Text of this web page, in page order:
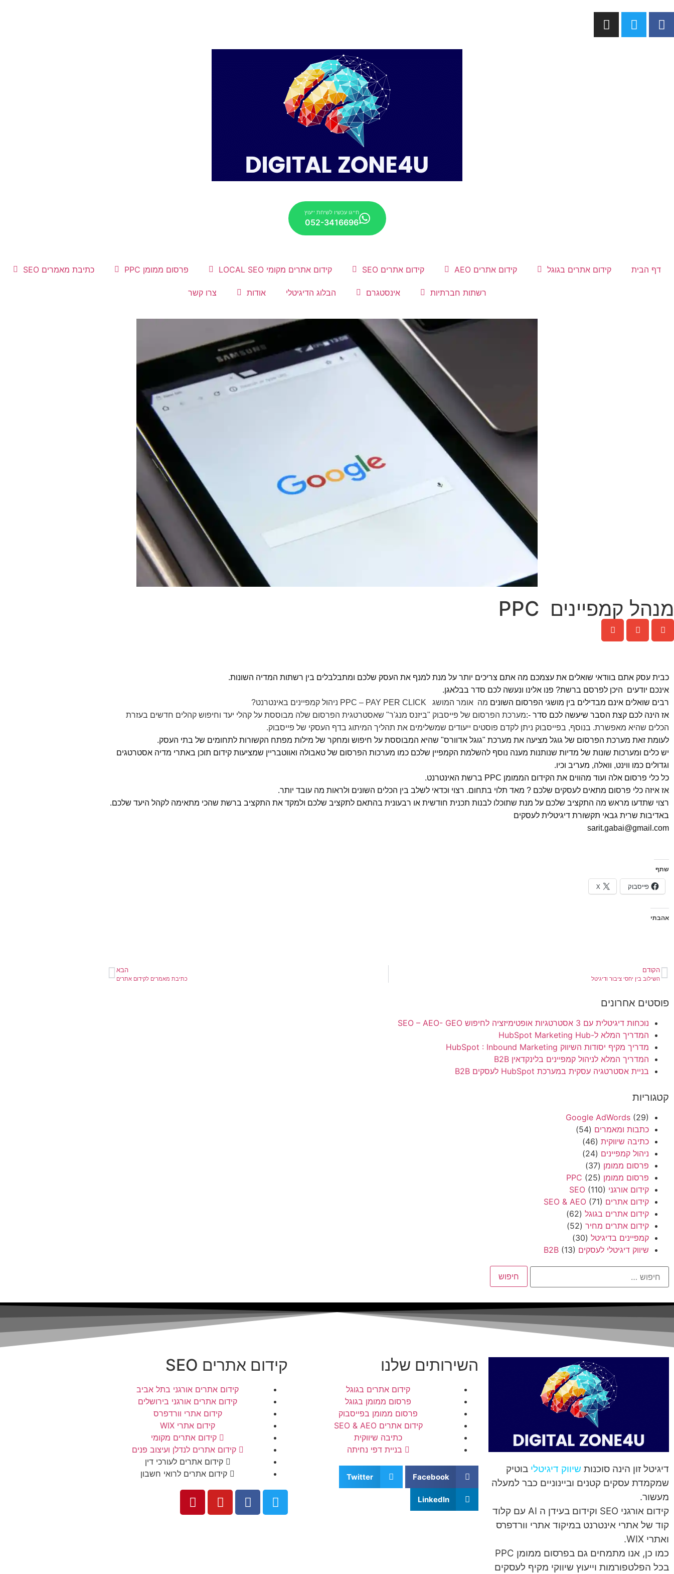
חייגו עכשיו לשיחת ייעוץ
052-3416696
דף הבית קידום אתרים בגוגל קידום אתרים AEO קידום אתרים SEO קידום אתרים מקומי LOCAL SEO פרסום ממומן PPC כתיבת מאמרים SEO
רשתות חברתיות אינסטגרם הבלוג הדיגיטלי אודות צרו קשר
מנהל קמפיינים PPC
כבית עסק אתם בוודאי שואלים את עצמכם מה אתם צריכים יותר על מנת למנף את העסק שלכם ומתבלבלים בין רשתות המדיה השונות.
אינכם יודעים היכן לפרסם ברשת? פנו אלינו ונעשה לכם סדר בבלאגן.
רבים שואלים אינם מבדילים בין מושגי הפרסום השונים מה אומר המושג PPC – PAY PER CLICK ניהול קמפיינים באינטרנט?
אז הינה לכם קצת הסבר שיעשה לכם סדר :-מערכת הפרסום של פייסבוק "ביזנס מנג'ר" שאסטרטגית הפרסום שלה מבוססת על קהלי יעד וחיפוש קהלים חדשים בעזרת
הכלים שהיא מאפשרת. בנוסף, בפייסבוק ניתן לקדם פוסטים ייעודים שמשלימים את תהליך המיתוג בדף העסקי של פייסבוק.
לעומת זאת מערכת הפרסום של גוגל מציעה את מערכת "גוגל אדוורס" שהיא המבוססת על חיפוש ומחקר של מילות מפתח הקשורות לתחומים של בתי העסק.
יש כלים ומערכות שונות של מדיות שנותנות מענה נוסף להשלמת הקמפיין שלכם כמו מערכות הפרסום של טאבולה ואווטבריין שמציעות קידום תוכן באתרי מדיה אסטרטגים
וגדולים כמו ווינט, וואלה, מעריב וכיו.
כל כלי פרסום אלה ועוד מהווים את הקידום הממומן PPC ברשת האינטרנט.
אז איזה כלי פרסום מתאים לעסקים שלכם ? מאד תלוי בתחום. רצוי וכדאי לשלב בין הכלים השונים ולראות מה עובד יותר.
רצוי שתדעו מראש מה התקציב שלכם על מנת שתוכלו לבנות תכנית חודשית או רבעונית בהתאם לתקציב שלכם ולמקד את התקציב ברשת שהכי מתאימה לקהל היעד שלכם.
באדיבות שרית גבאי תקשורת דיגיטלית לעסקים
sarit.gabai@gmail.com
שתף
פייסבוק X
אהבתי
הקודם
השילוב בין יחסי ציבור ודיגיטל
הבא
כתיבת מאמרים לקידום אתרים
פוסטים אחרונים
נוכחות דיגיטלית עם 3 אסטרטגיות אופטימיזציה לחיפוש SEO – AEO- GEO
המדריך המלא ל-HubSpot Marketing Hub
מדריך מקיף יסודות השיווק HubSpot : Inbound Marketing
המדריך המלא לניהול קמפיינים בלינקדאין B2B
בניית אסטרטגיה עסקית במערכת HubSpot לעסקים B2B
קטגוריות
Google AdWords (29)
כתבות ומאמרים (54)
כתיבה שיווקית (46)
ניהול קמפיינים (24)
פרסום ממומן (37)
פרסום ממומן PPC (25)
קידום אורגני SEO (110)
קידום אתרים SEO & AEO (71)
קידום אתרים בגוגל (62)
קידום אתרים מחיר (52)
קמפיינים בדיגיטל (30)
שיווק דיגיטלי לעסקים B2B (13)
דיגיטל זון הינה סוכנות שיווק דיגיטלי בוטיק
שמקמדת עסקים קטנים וביינוניים כבר למעלה
מעשור.
קידום אורגני SEO וקידום בעידן ה AI עם קלוד
קוד של אתרי אינטרנט במיקוד אתרי וורדפרס
ואתרי WIX.
כמו כן, אנו מתמחים גם בפרסום ממומן PPC
בכל הפלטפורמות וייעוץ שיווקי מקיף לעסקים
השירותים שלנו
קידום אתרים בגוגל
פרסום ממומן בגוגל
פרסום ממומן בפייסבוק
קידום אתרים SEO & AEO
כתיבה שיווקית
בניית דפי נחיתה
Facebook
Twitter
LinkedIn
קידום אתרים SEO
קידום אתרים אורגני בתל אביב
קידום אתרים אורגני בירושלים
קידום אתרי וורדפרס
קידום אתרי WIX
קידום אתרים מקומי
קידום אתרים לנדלן ועיצוב פנים
קידום אתרים לעורכי דין
קידום אתרים לרואי חשבון